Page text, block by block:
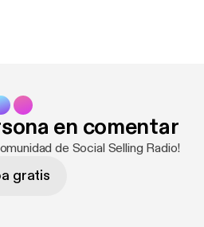
en comentar
de Social Selling Radio!
gratis